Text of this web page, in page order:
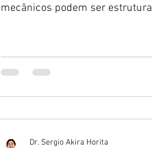
mecânicos podem ser
Dr. Sergio Akira Horita